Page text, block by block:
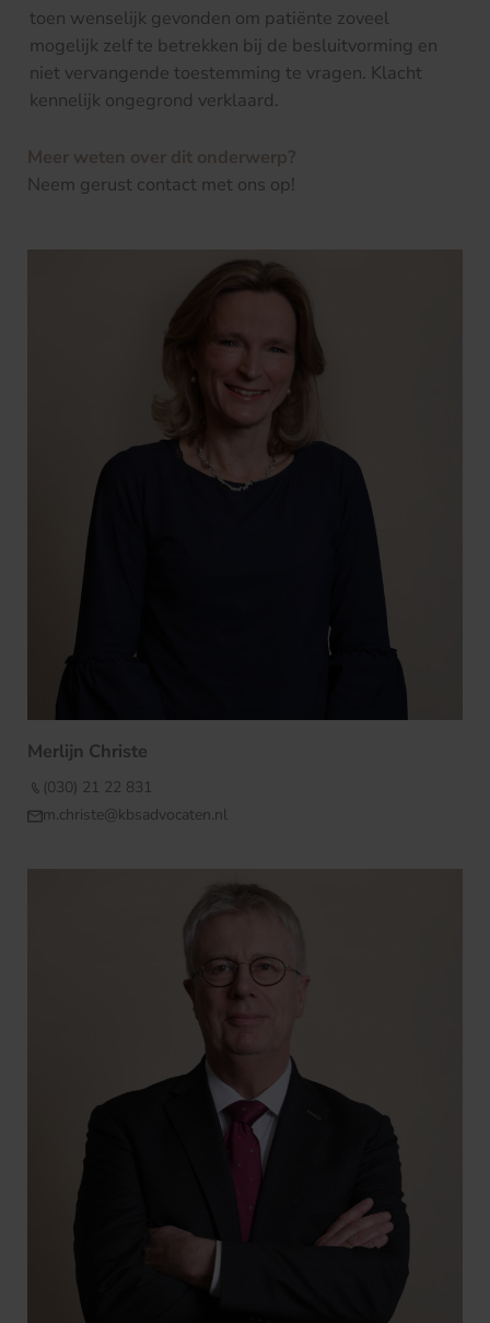
toen wenselijk gevonden om patiënte zoveel
mogelijk zelf te betrekken bij de besluitvorming en
niet vervangende toestemming te vragen. Klacht
kennelijk ongegrond verklaard.
Meer weten over dit onderwerp?
Neem gerust contact met ons op!
Merlijn Christe
(030) 21 22 831
m.christe@kbsadvocaten.nl